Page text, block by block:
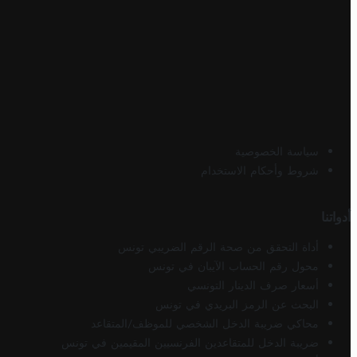
سياسة الخصوصية
شروط وأحكام الاستخدام
أدواتنا
أداة التحقق من صحة الرقم الضريبي تونس
محول رقم الحساب الآيبان في تونس
أسعار صرف الدينار التونسي
البحث عن الرمز البريدي في تونس
محاكي ضريبة الدخل الشخصي للموظف/المتقاعد
ضريبة الدخل للمتقاعدين الفرنسيين المقيمين في تونس